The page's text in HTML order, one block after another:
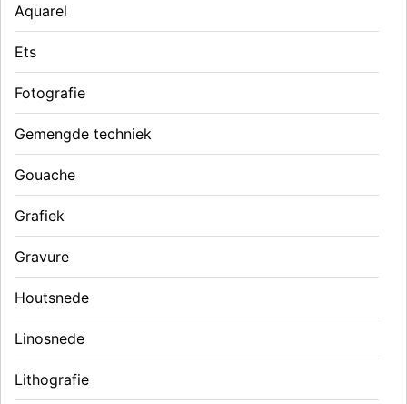
Aquarel
Ets
Fotografie
Gemengde techniek
Gouache
Grafiek
Gravure
Houtsnede
Linosnede
Lithografie